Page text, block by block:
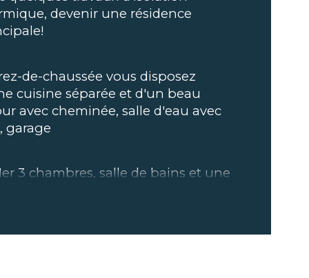
devenir une résidence
de-chaussée vous disposez
cuisine séparée et d'un beau
avec cheminée, salle d'eau avec
garage
3 chambres, salle de bains et une